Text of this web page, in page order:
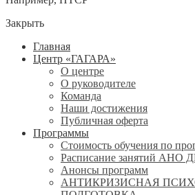
Закрыть
Главная
Центр «ГАГАРА»
О центре
О руководителе
Команда
Наши достижения
Публичная оферта
Программы
Стоимость обучения по
Расписание занятий АНО
Анонсы программ
АНТИКРИЗИСНАЯ